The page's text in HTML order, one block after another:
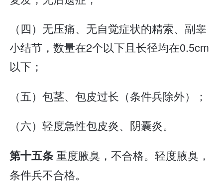
（四）无压痛、无自觉症状的精索、副睾
小结节，数量在2个以下且长径均在0.5cm
以下；
（五）包茎、包皮过长（条件兵除外）；
（六）轻度急性包皮炎、阴囊炎。
第十五条重度腋臭，不合格。轻度腋臭，
条件兵不合格。